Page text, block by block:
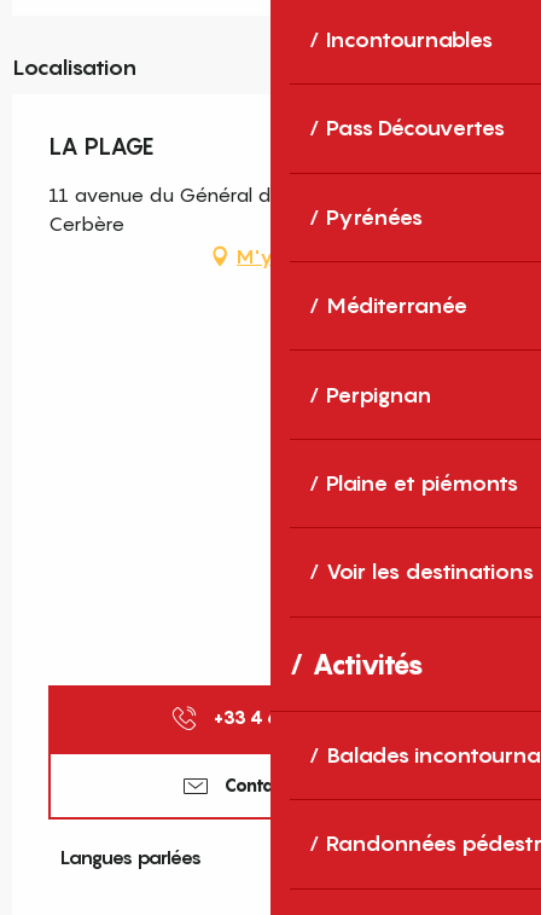
Incontournables
Pass Découvertes
Pyrénées
Méditerranée
Perpignan
Plaine et piémonts
Voir les destinations
Activités
Balades
Randonnées
Localisation
LA PLAGE
11 avenue du Général de Gaulle, 66290
Cerbère
M'y rendre
+33 4 68 88 40▒▒
Contactez-nous
Langues parlées
Langues parlées